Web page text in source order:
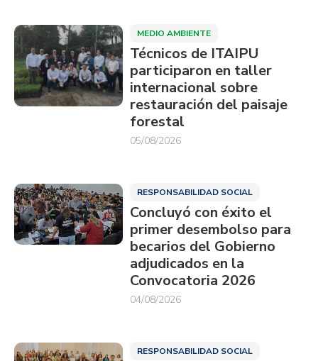
MEDIO AMBIENTE
Técnicos de ITAIPU
participaron en taller
internacional sobre
restauración del paisaje
forestal
05/08/2026
RESPONSABILIDAD SOCIAL
Concluyó con éxito el
primer desembolso para
becarios del Gobierno
adjudicados en la
Convocatoria 2026
04/08/2026
RESPONSABILIDAD SOCIAL